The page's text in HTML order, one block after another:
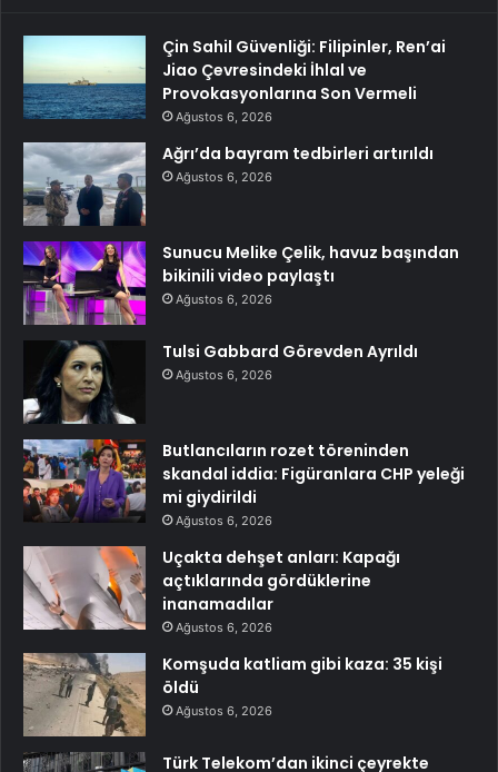
Çin Sahil Güvenliği: Filipinler, Ren’ai
Jiao Çevresindeki İhlal ve
Provokasyonlarına Son Vermeli
Ağustos 6, 2026
Ağrı’da bayram tedbirleri artırıldı
Ağustos 6, 2026
Sunucu Melike Çelik, havuz başından
bikinili video paylaştı
Ağustos 6, 2026
Tulsi Gabbard Görevden Ayrıldı
Ağustos 6, 2026
Butlancıların rozet töreninden
skandal iddia: Figüranlara CHP yeleği
mi giydirildi
Ağustos 6, 2026
Uçakta dehşet anları: Kapağı
açtıklarında gördüklerine
inanamadılar
Ağustos 6, 2026
Komşuda katliam gibi kaza: 35 kişi
öldü
Ağustos 6, 2026
Türk Telekom’dan ikinci çeyrekte